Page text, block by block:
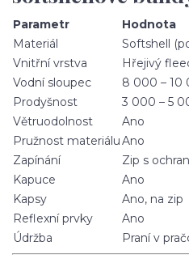
Parametr
Hodnota
Materiál
Softshell
Vnitřní vrstva
Hřejivý
Vodní sloupec
8 000 – 10
Prodyšnost
3 000 – 5
Větruodolnost
Ano
Pružnost materiáluAno
Zapínání
Zip s
Kapuce
Ano
Kapsy
Ano, na zip
Reflexní prvky
Ano
Údržba
Praní v